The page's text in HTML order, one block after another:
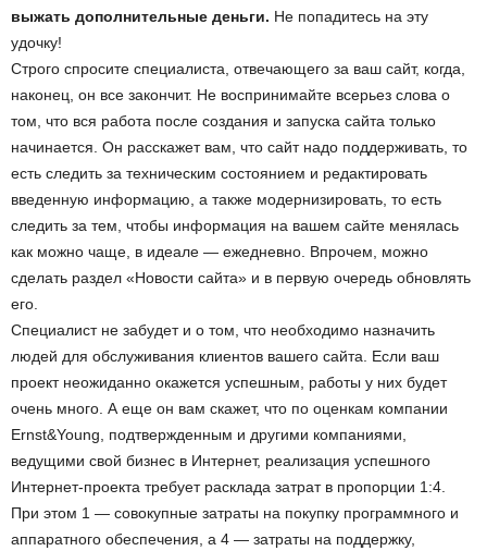
выжать дополнительные деньги. Не попадитесь на эту
удочку!
Строго спросите специалиста, отвечающего за ваш сайт, когда,
наконец, он все закончит. Не воспринимайте всерьез слова о
том, что вся работа после создания и запуска сайта только
начинается. Он расскажет вам, что сайт надо поддерживать, то
есть следить за техническим состоянием и редактировать
введенную информацию, а также модернизировать, то есть
следить за тем, чтобы информация на вашем сайте менялась
как можно чаще, в идеале — ежедневно. Впрочем, можно
сделать раздел «Новости сайта» и в первую очередь обновлять
его.
Специалист не забудет и о том, что необходимо назначить
людей для обслуживания клиентов вашего сайта. Если ваш
проект неожиданно окажется успешным, работы у них будет
очень много. А еще он вам скажет, что по оценкам компании
Ernst&Young, подтвержденным и другими компаниями,
ведущими свой бизнес в Интернет, реализация успешного
Интернет-проекта требует расклада затрат в пропорции 1:4.
При этом 1 — совокупные затраты на покупку программного и
аппаратного обеспечения, а 4 — затраты на поддержку,